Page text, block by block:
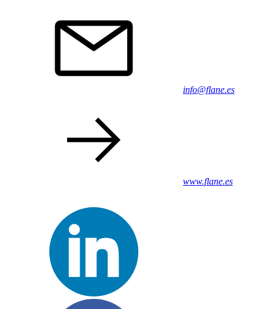
info@flane.es
www.flane.es